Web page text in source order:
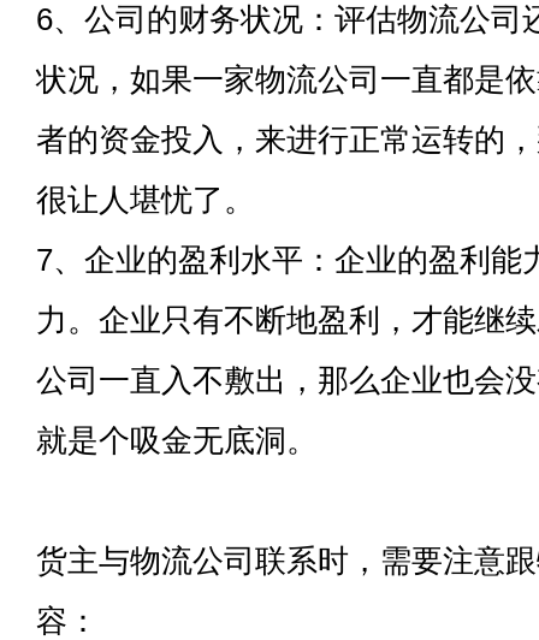
6、公司的财务状况：评估物流公司
状况，如果一家物流公司一直都是
者的资金投入，来进行正常运转的
很让人堪忧了。
7、企业的盈利水平：企业的盈利能
力。企业只有不断地盈利，才能继
公司一直入不敷出，那么企业也会
就是个吸金无底洞。
货主与物流公司联系时，需要注意
容：